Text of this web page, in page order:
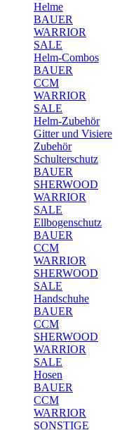
Helme
BAUER
WARRIOR
SALE
Helm-Combos
BAUER
CCM
WARRIOR
SALE
Helm-Zubehör
Gitter und Visiere
Zubehör
Schulterschutz
BAUER
SHERWOOD
WARRIOR
SALE
Ellbogenschutz
BAUER
CCM
WARRIOR
SHERWOOD
SALE
Handschuhe
BAUER
CCM
SHERWOOD
WARRIOR
SALE
Hosen
BAUER
CCM
WARRIOR
SONSTIGE